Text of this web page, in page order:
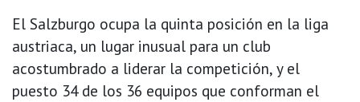
El Salzburgo ocupa la quinta posición en la liga
austriaca, un lugar inusual para un club
acostumbrado a liderar la competición, y el
puesto 34 de los 36 equipos que conforman el